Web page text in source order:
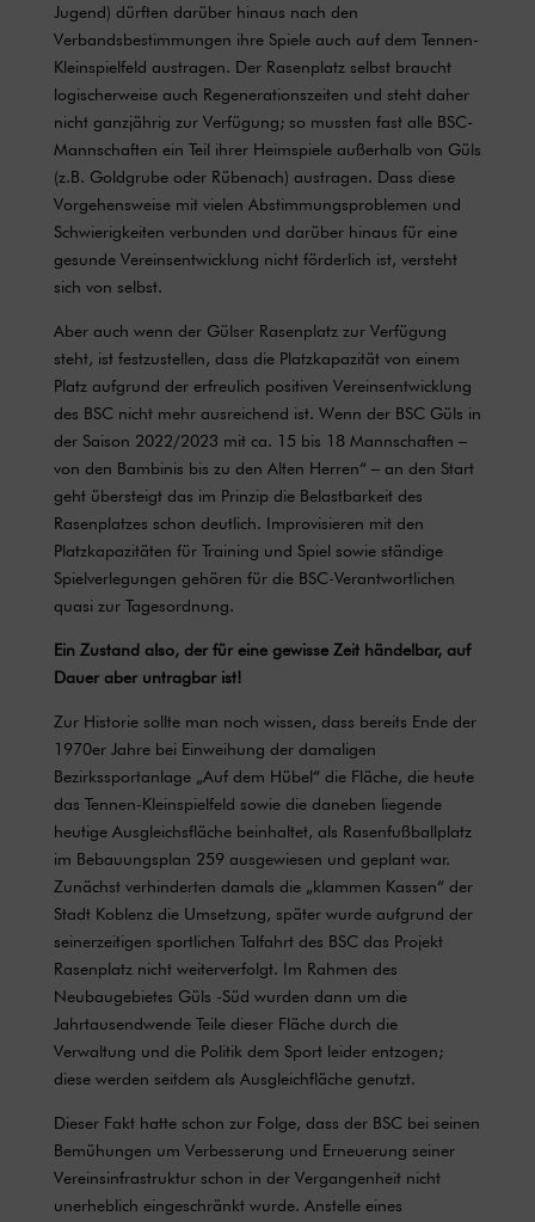
Jugend) dürften darüber hinaus nach den
Verbandsbestimmungen ihre Spiele auch auf dem Tennen-
Kleinspielfeld austragen. Der Rasenplatz selbst braucht
logischerweise auch Regenerationszeiten und steht daher
nicht ganzjährig zur Verfügung; so mussten fast alle BSC-
Mannschaften ein Teil ihrer Heimspiele außerhalb von Güls
(z.B. Goldgrube oder Rübenach) austragen. Dass diese
Vorgehensweise mit vielen Abstimmungsproblemen und
Schwierigkeiten verbunden und darüber hinaus für eine
gesunde Vereinsentwicklung nicht förderlich ist, versteht
sich von selbst.
Aber auch wenn der Gülser Rasenplatz zur Verfügung
steht, ist festzustellen, dass die Platzkapazität von einem
Platz aufgrund der erfreulich positiven Vereinsentwicklung
des BSC nicht mehr ausreichend ist. Wenn der BSC Güls in
der Saison 2022/2023 mit ca. 15 bis 18 Mannschaften –
von den Bambinis bis zu den Alten Herren“ – an den Start
geht übersteigt das im Prinzip die Belastbarkeit des
Rasenplatzes schon deutlich. Improvisieren mit den
Platzkapazitäten für Training und Spiel sowie ständige
Spielverlegungen gehören für die BSC-Verantwortlichen
quasi zur Tagesordnung.
Ein Zustand also, der für eine gewisse Zeit händelbar, auf
Dauer aber untragbar ist!
Zur Historie sollte man noch wissen, dass bereits Ende der
1970er Jahre bei Einweihung der damaligen
Bezirkssportanlage „Auf dem Hübel“ die Fläche, die heute
das Tennen-Kleinspielfeld sowie die daneben liegende
heutige Ausgleichsfläche beinhaltet, als Rasenfußballplatz
im Bebauungsplan 259 ausgewiesen und geplant war.
Zunächst verhinderten damals die „klammen Kassen“ der
Stadt Koblenz die Umsetzung, später wurde aufgrund der
seinerzeitigen sportlichen Talfahrt des BSC das Projekt
Rasenplatz nicht weiterverfolgt. Im Rahmen des
Neubaugebietes Güls -Süd wurden dann um die
Jahrtausendwende Teile dieser Fläche durch die
Verwaltung und die Politik dem Sport leider entzogen;
diese werden seitdem als Ausgleichfläche genutzt.
Dieser Fakt hatte schon zur Folge, dass der BSC bei seinen
Bemühungen um Verbesserung und Erneuerung seiner
Vereinsinfrastruktur schon in der Vergangenheit nicht
unerheblich eingeschränkt wurde. Anstelle eines